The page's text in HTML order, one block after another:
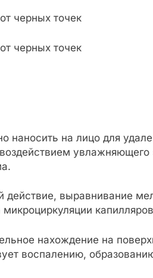
наносить на лицо для
увлажняющего
действие, выравнивание
нахождение на
воспалению,